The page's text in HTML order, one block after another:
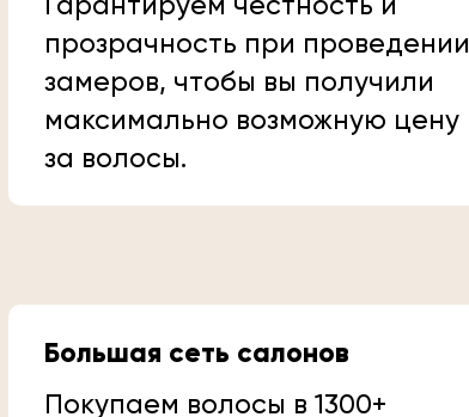
прозрачность при проведении
замеров, чтобы вы получили
максимально возможную цену
за волосы.
Большая сеть салонов
Покупаем волосы в 1300+